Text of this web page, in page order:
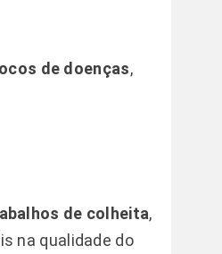
de doenças,
de colheita,
na qualidade do